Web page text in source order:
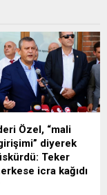
Özel, “mali
diyerek
Teker
icra kağıdı